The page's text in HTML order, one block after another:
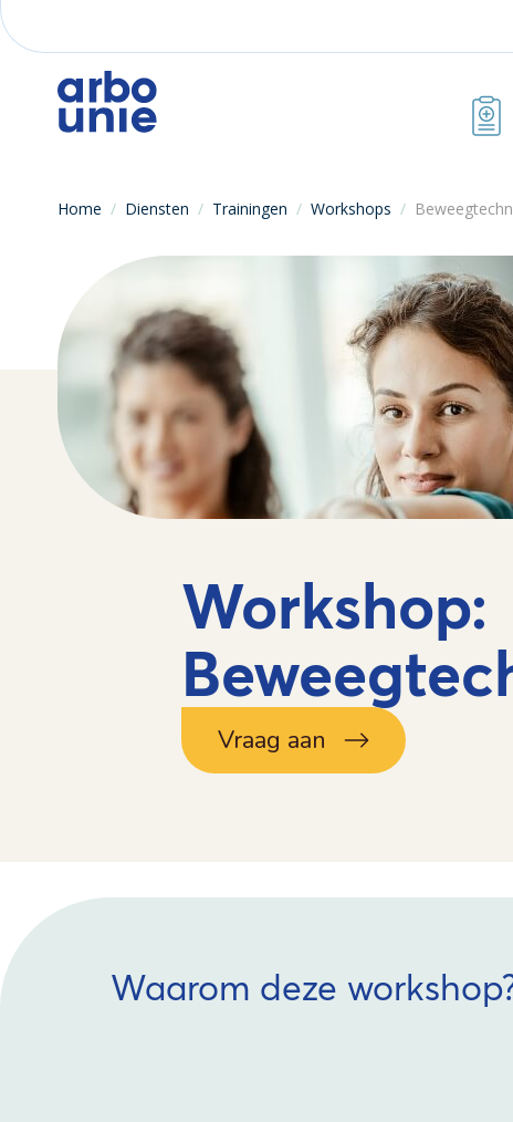
Home / Diensten / Trainingen / Workshops /
Workshop:
Vraag aan
Waarom deze